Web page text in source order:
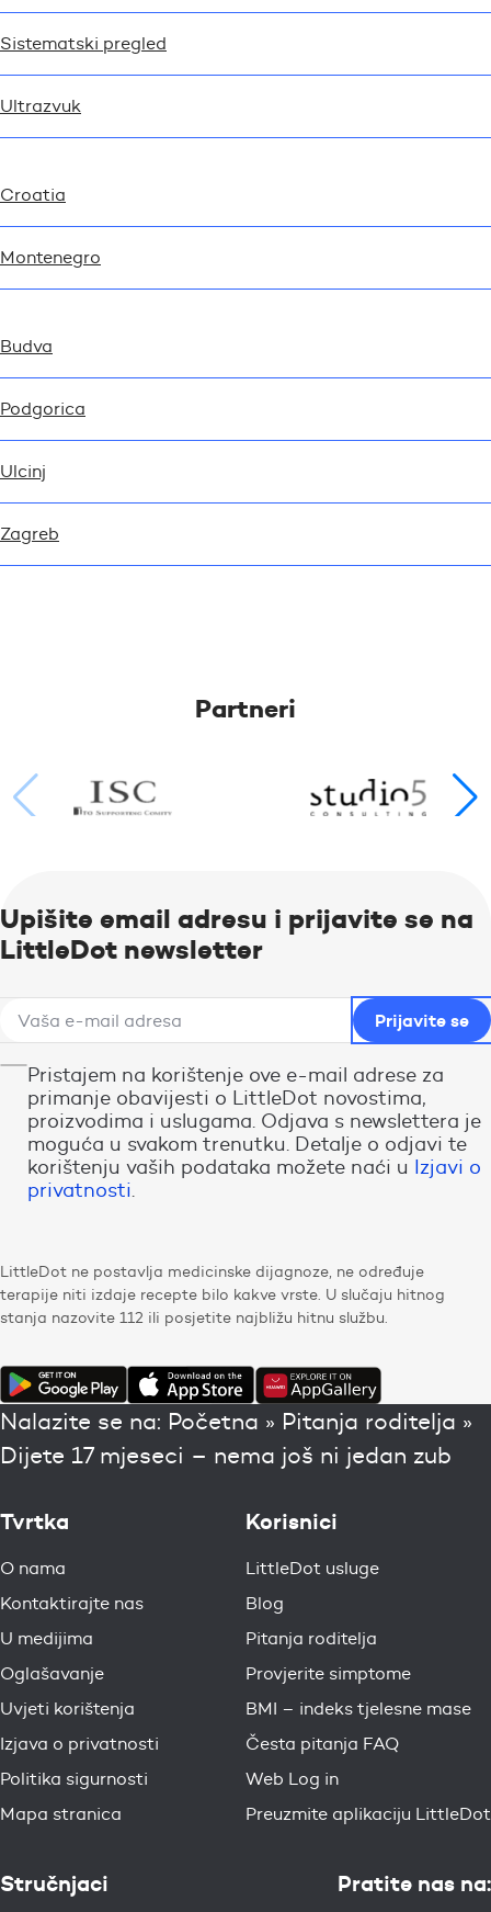
Sistematski pregled
Ultrazvuk
Croatia
Montenegro
Budva
Podgorica
Ulcinj
Zagreb
Partneri
Upišite email adresu i prijavite se na
LittleDot newsletter
Pristajem na korištenje ove e-mail adrese za
primanje obavijesti o LittleDot novostima,
proizvodima i uslugama. Odjava s newslettera je
moguća u svakom trenutku. Detalje o odjavi te
korištenju vaših podataka možete naći u Izjavi o
privatnosti.
LittleDot ne postavlja medicinske dijagnoze, ne određuje
terapije niti izdaje recepte bilo kakve vrste. U slučaju hitnog
stanja nazovite 112 ili posjetite najbližu hitnu službu.
Nalazite se na: Početna » Pitanja roditelja »
Dijete 17 mjeseci – nema još ni jedan zub
Tvrtka
O nama
Kontaktirajte nas
U medijima
Oglašavanje
Uvjeti korištenja
Izjava o privatnosti
Politika sigurnosti
Mapa stranica
Korisnici
LittleDot usluge
Blog
Pitanja roditelja
Provjerite simptome
BMI – indeks tjelesne mase
Česta pitanja FAQ
Web Log in
Preuzmite aplikaciju LittleDot
Stručnjaci Pratite nas na: